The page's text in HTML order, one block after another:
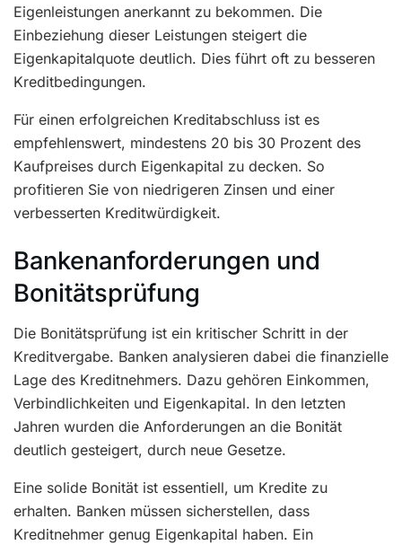
Eigenleistungen anerkannt zu bekommen. Die
Einbeziehung dieser Leistungen steigert die
Eigenkapitalquote deutlich. Dies führt oft zu besseren
Kreditbedingungen.
Für einen erfolgreichen Kreditabschluss ist es
empfehlenswert, mindestens 20 bis 30 Prozent des
Kaufpreises durch Eigenkapital zu decken. So
profitieren Sie von niedrigeren Zinsen und einer
verbesserten Kreditwürdigkeit.
Bankenanforderungen und
Bonitätsprüfung
Die Bonitätsprüfung ist ein kritischer Schritt in der
Kreditvergabe. Banken analysieren dabei die finanzielle
Lage des Kreditnehmers. Dazu gehören Einkommen,
Verbindlichkeiten und Eigenkapital. In den letzten
Jahren wurden die Anforderungen an die Bonität
deutlich gesteigert, durch neue Gesetze.
Eine solide Bonität ist essentiell, um Kredite zu
erhalten. Banken müssen sicherstellen, dass
Kreditnehmer genug Eigenkapital haben. Ein